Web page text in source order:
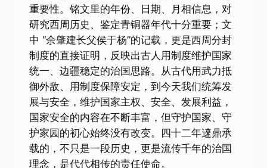
重要性。铭文里的年份、日期、月相信息，对
研究西周历史、鉴定青铜器年代十分重要；文
中 “余肇建长父侯于杨”的记载，更是西周分封
制度的直接证明，反映出古人用制度维护国家
统一、边疆稳定的治国思路。从古代用武力抵
御外敌、用制度保障安定，到今天我们统筹发
展与安全，维护国家主权、安全、发展利益，
国家安全的内容在不断丰富，但守护国家、守
护家园的初心始终没有改变。四十二年逨鼎承
载的，不只是一段历史，更是流传千年的治国
理念，是代代相传的责任使命。